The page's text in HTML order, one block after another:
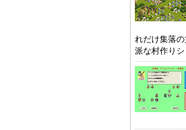
れだけ集落
派な村作り